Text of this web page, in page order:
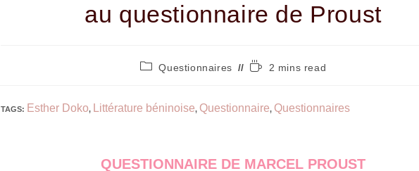
au questionnaire de Proust
Questionnaires 2 mins read
TAGS: Esther Doko, Littérature béninoise, Questionnaire, Questionnaires
QUESTIONNAIRE DE MARCEL PROUST